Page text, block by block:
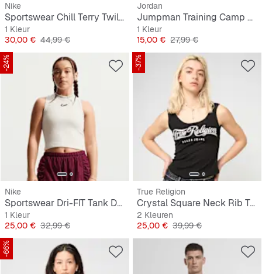
Nike
Sportswear Chill Terry Twill Tank
1 Kleur
Prijs
30,00 € Originele Prijs
44,99 €
Jordan
Jumpman Training Camp Pintuck T
1 Kleur
Prijs
15,00 € Originele Prijs
27,99 €
-24%
Nike
Sportswear Dri-FIT Tank Dance
1 Kleur
Prijs
25,00 € Originele Prijs
32,99 €
-37%
True Religion
Crystal Square Neck Rib Tank
2 Kleuren
Prijs
25,00 € Originele Prijs
39,99 €
-66%